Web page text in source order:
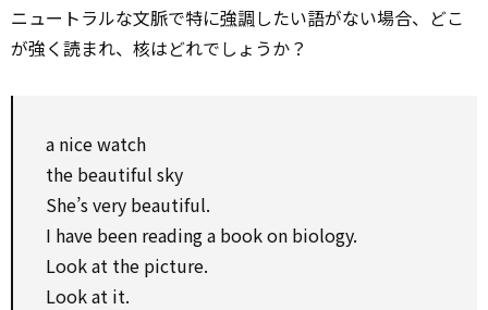
ニュートラルな文脈で特に強調したい語がない場合、どこ
が強く読まれ、核はどれでしょうか？
a nice watch
the beautiful sky
She’s very beautiful.
I have been reading a book on biology.
Look at the picture.
Look at it.